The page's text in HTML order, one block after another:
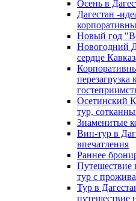
Осень в
Дагестан -
Новый год
Новогодний
сердце
Осетинский
тур,
Знаменитые
Вип-тур в
впечатления
Раннее
Путешествие
тур с
Тур в
путешествие